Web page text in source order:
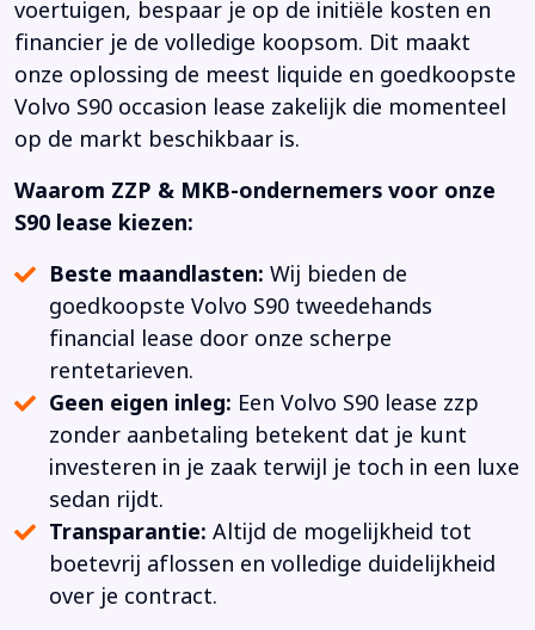
voertuigen, bespaar je op de initiële kosten en
financier je de volledige koopsom. Dit maakt
onze oplossing de meest liquide en goedkoopste
Volvo S90 occasion lease zakelijk die momenteel
op de markt beschikbaar is.
Waarom ZZP & MKB-ondernemers voor onze
S90 lease kiezen:
Beste maandlasten: Wij bieden de
goedkoopste Volvo S90 tweedehands
financial lease door onze scherpe
rentetarieven.
Geen eigen inleg: Een Volvo S90 lease zzp
zonder aanbetaling betekent dat je kunt
investeren in je zaak terwijl je toch in een luxe
sedan rijdt.
Transparantie: Altijd de mogelijkheid tot
boetevrij aflossen en volledige duidelijkheid
over je contract.